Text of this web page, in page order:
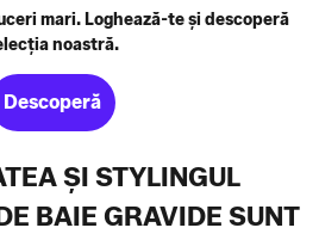
mari. Loghează-te și descoperă
noastră.
Descoperă
ȘI STYLINGUL
BAIE GRAVIDE SUNT